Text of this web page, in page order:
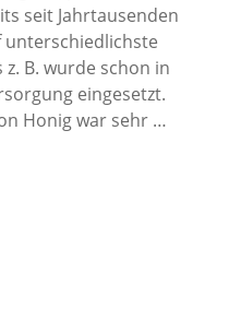
seit Jahrtausenden
B. wurde schon in
eingesetzt.
Honig war sehr …